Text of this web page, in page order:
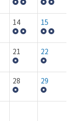
14 15
21 22
28 29